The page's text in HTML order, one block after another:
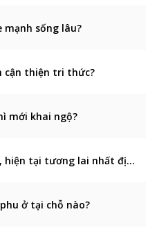
mạnh sống lâu?
cận thiện tri thức?
mới khai ngộ?
Nghĩ Phật niệm Phật, hiện tại tương lai nhất định thấy Phật
ở tại chỗ nào?